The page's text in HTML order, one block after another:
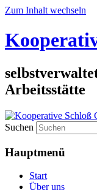
Zum Inhalt wechseln
Arbeitsstätte
Suchen
Hauptmenü
Start
Über uns